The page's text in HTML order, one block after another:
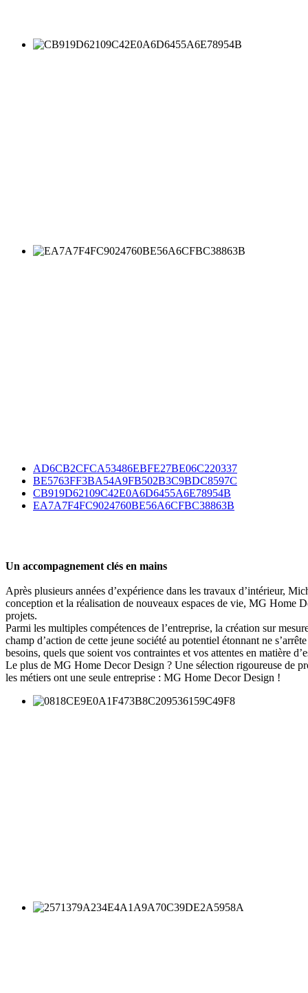
AD6CB2CFCA53486EBFE27BE06C220337
BE5763FF3BA54A9FB502B3C9BDC8597C
CB919D62109C42E0A6D6455A6E78954B
EA7A7F4FC9024760BE56A6CFBC38863B
Un accompagnement clés en mains
Après plusieurs années d’expérience dans les travaux d’intérieur,
conception et la réalisation de nouveaux espaces de vie, MG Home
projets.
Parmi les multiples compétences de l’entreprise, la création sur
champ d’action de cette jeune société au potentiel étonnant ne
besoins, quels que soient vos contraintes et vos attentes en matière
Le plus de MG Home Decor Design ? Une sélection rigoureuse de
les métiers ont une seule entreprise : MG Home Decor Design !